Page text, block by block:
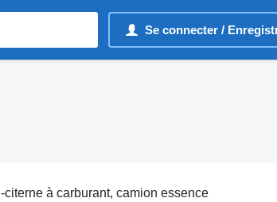
Se connecter /
à carburant, camion essence